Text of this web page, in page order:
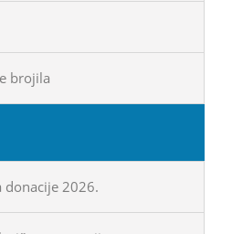
brojila
donacije 2026.